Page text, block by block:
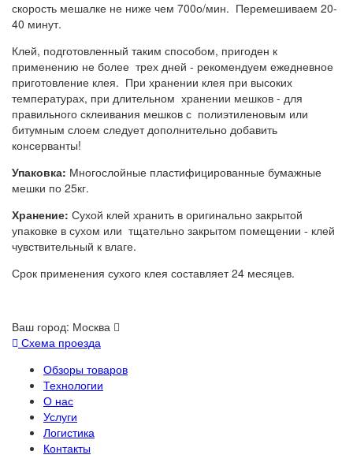
скорость мешалке не ниже чем 700о/мин. Перемешиваем 20-
40 минут.
Клей, подготовленный таким способом, пригоден к
применению не более трех дней - рекомендуем ежедневное
приготовление клея. При хранении клея при высоких
температурах, при длительном хранении мешков - для
правильного склеивания мешков с полиэтиленовым или
битумным слоем следует дополнительно добавить
консерванты!
Упаковка: Многослойные пластифицированные бумажные
мешки по 25кг.
Хранение: Сухой клей хранить в оригинально закрытой
упаковке в сухом или тщательно закрытом помещении - клей
чувствительный к влаге.
Срок применения сухого клея составляет 24 месяцев.
Ваш город: Москва
Схема проезда
Обзоры товаров
Технологии
О нас
Услуги
Логистика
Контакты